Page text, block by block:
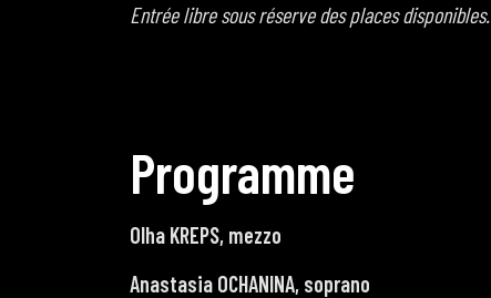
Entrée libre sous réserve des places disponibles.
Programme
Olha KREPS, mezzo
Anastasia OCHANINA, soprano